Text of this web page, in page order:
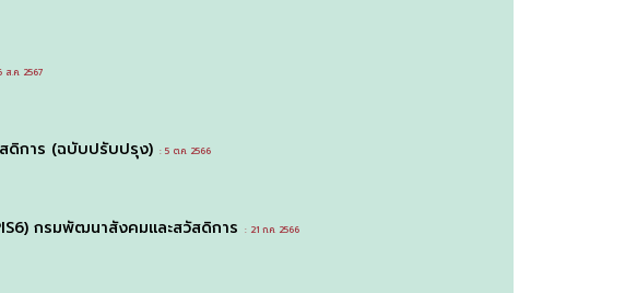
ส.ค. 2567
ดิการ (ฉบับปรับปรุง) : 5 ต.ค. 2566
กรมพัฒนาสังคมและสวัสดิการ : 21 ก.ค. 2566